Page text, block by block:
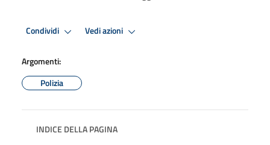
Condividi Vedi azioni
Argomenti:
Polizia
INDICE DELLA PAGINA